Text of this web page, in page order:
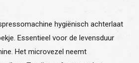
hygiënisch achterlaat
Essentieel voor de levensduur
Het microvezel neemt